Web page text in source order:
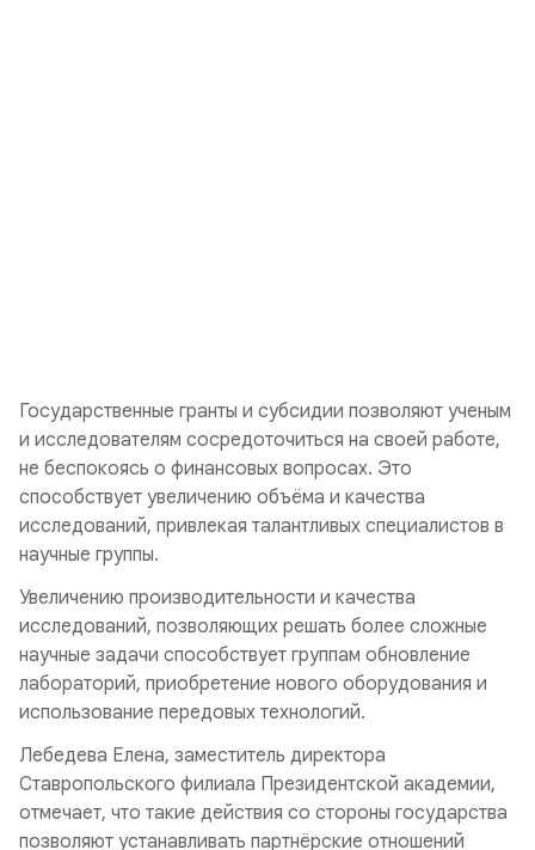
Государственные гранты и субсидии позволяют ученым
и исследователям сосредоточиться на своей работе,
не беспокоясь о финансовых вопросах. Это
способствует увеличению объёма и качества
исследований, привлекая талантливых специалистов в
научные группы.
Увеличению производительности и качества
исследований, позволяющих решать более сложные
научные задачи способствует группам обновление
лабораторий, приобретение нового оборудования и
использование передовых технологий.
Лебедева Елена, заместитель директора
Ставропольского филиала Президентской академии,
отмечает, что такие действия со стороны государства
позволяют устанавливать партнёрские отношений